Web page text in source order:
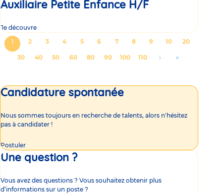
Auxiliaire Petite Enfance H/F
Je découvre
Pagination
Page
courante
1 Page
2 Page
3 Page
4 Page
5 Page
6 Page
7 Page
8 Page
9 Page
10 Page
20
Page
30 Page
40 Page
50 Page
60 Page
80 Page
90 Page
100 Page
110
Aller
›
Aller
dernière
»
Candidature spontanée
Nous sommes toujours en recherche de talents, alors n'hésitez
pas à candidater !
Postuler
Une question ?
Vous avez des questions ? Vous souhaitez obtenir plus
d’informations sur un poste ?